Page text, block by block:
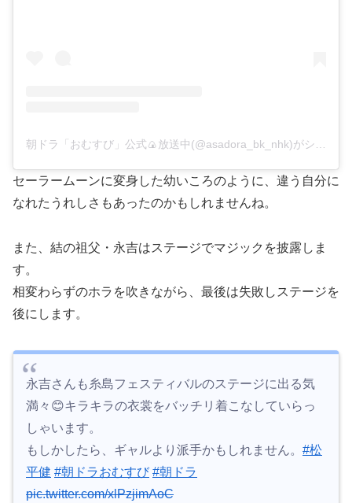
セーラームーンに変身した幼いころのように、違う自分に
なれたうれしさもあったのかもしれませんね。
また、結の祖父・永吉はステージでマジックを披露しま
す。
相変わらずのホラを吹きながら、最後は失敗しステージを
後にします。
永吉さんも糸島フェスティバルのステージに出る気
満々😊キラキラの衣裳をバッチリ着こなしていらっ
しゃいます。
もしかしたら、ギャルより派手かもしれません。 #松
平健 #朝ドラおむすび #朝ドラ
pic.twitter.com/xlPzjimAoC